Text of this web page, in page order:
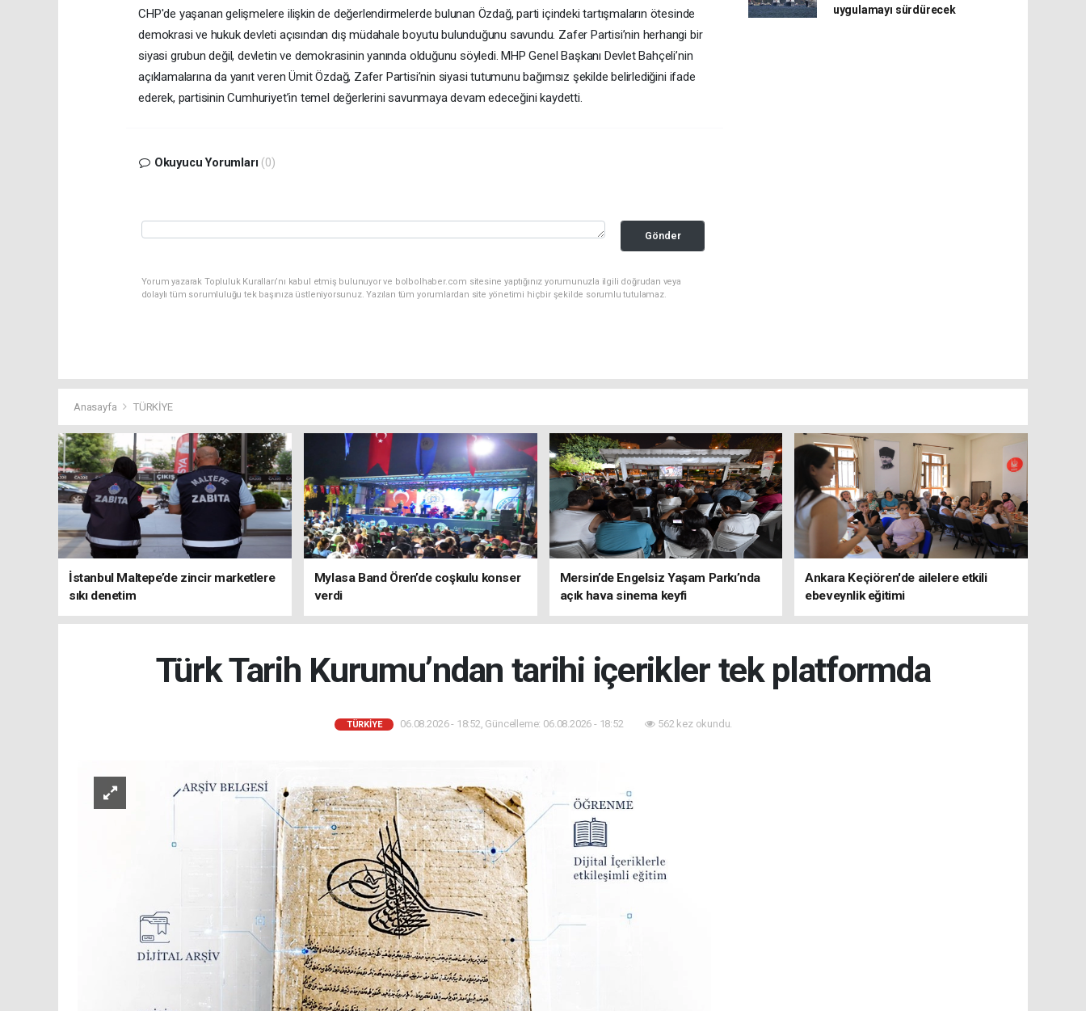
CHP'de yaşanan gelişmelere ilişkin de değerlendirmelerde bulunan Özdağ, parti içindeki tartışmaların ötesinde
demokrasi ve hukuk devleti açısından dış müdahale boyutu bulunduğunu savundu. Zafer Partisi’nin herhangi bir
siyasi grubun değil, devletin ve demokrasinin yanında olduğunu söyledi. MHP Genel Başkanı Devlet Bahçeli’nin
açıklamalarına da yanıt veren Ümit Özdağ, Zafer Partisi’nin siyasi tutumunu bağımsız şekilde belirlediğini ifade
ederek, partisinin Cumhuriyet’in temel değerlerini savunmaya devam edeceğini kaydetti.
Okuyucu Yorumları (0)
Gönder
Yorum yazarak Topluluk Kuralları’nı kabul etmiş bulunuyor ve bolbolhaber.com sitesine yaptığınız yorumunuzla ilgili doğrudan veya
dolaylı tüm sorumluluğu tek başınıza üstleniyorsunuz. Yazılan tüm yorumlardan site yönetimi hiçbir şekilde sorumlu tutulamaz.
uygulamayı sürdürecek
Anasayfa TÜRKİYE
İstanbul Maltepe’de zincir marketlere
sıkı denetim
Mylasa Band Ören’de coşkulu konser
verdi
Mersin’de Engelsiz Yaşam Parkı’nda
açık hava sinema keyfi
Ankara Keçiören'de ailelere etkili
ebeveynlik eğitimi
Türk Tarih Kurumu’ndan tarihi içerikler tek platformda
TÜRKİYE 06.08.2026 - 18:52, Güncelleme: 06.08.2026 - 18:52 562 kez okundu.